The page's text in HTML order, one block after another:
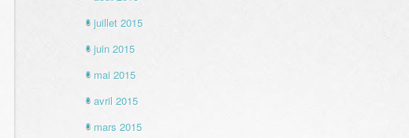
juillet 2015
juin 2015
mai 2015
avril 2015
mars 2015